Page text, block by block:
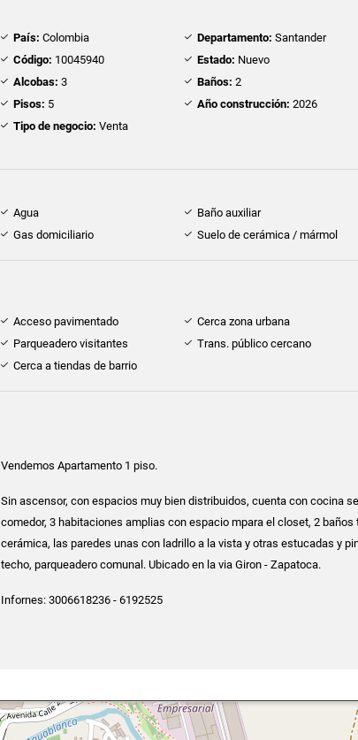
País: Colombia Departamento: Santander
Código: 10045940 Estado: Nuevo
Alcobas: 3 Baños: 2
Pisos: 5 Año construcción: 2026
Tipo de negocio: Venta
Agua Baño auxiliar
Gas domiciliario
Suelo de cerámica / mármol
Acceso pavimentado Cerca zona urbana
Parqueadero visitantes
Trans. público cercano
Cerca a tiendas de barrio
Vendemos Apartamento 1 piso.
Sin ascensor, con espacios muy bien distribuidos, cuenta con cocina
comedor, 3 habitaciones amplias con espacio mpara el closet, 2
cerámica, las paredes unas con ladrillo a la vista y otras estucadas y
techo, parqueadero comunal. Ubicado en la via Giron - Zapatoca.
Infornes: 3006618236 - 6192525